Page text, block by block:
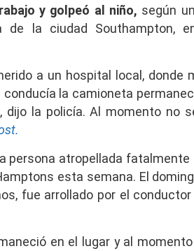
y golpeó al niño, según
de la ciudad Southampton,
a un hospital local, donde
la camioneta
la policía. Al momento no
persona atropellada fatalmente
esta semana. El
fue arrollado por el
en el lugar y al